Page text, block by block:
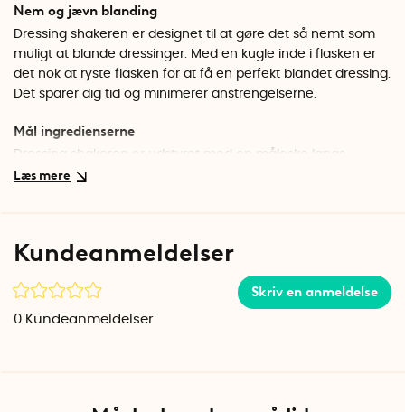
Nem og jævn blanding
Dressing shakeren er designet til at gøre det så nemt som
muligt at blande dressinger. Med en kugle inde i flasken er
det nok at ryste flasken for at få en perfekt blandet dressing.
Det sparer dig tid og minimerer anstrengelserne.
Mål ingredienserne
Dressing shakeren er udstyret med en måleske langs
flaskehalsen, som gør det muligt at måle ingredienserne
Åbning med anti-dryp
Den smarte åbning med anti-dryp forhindrer spild, når du
serverer din dressing.
Kundeanmeldelser
Skriv en anmeldelse
0 Kundeanmeldelser